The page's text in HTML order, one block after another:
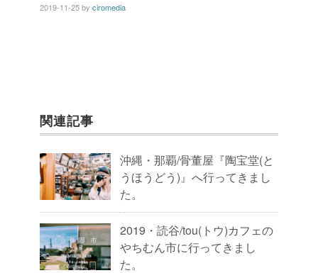
2019-11-25by ciromedia
関連記事
沖縄・那覇/骨董屋『陶宝堂(と
うほうどう)』へ行ってきまし
た。
2019・読谷/tou(トウ)カフェの
やちむん市に行ってきまし
た。